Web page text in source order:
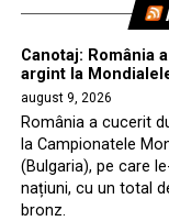
Canotaj: România
argint la
august 9, 2026
România a cucerit
la Campionatele
(Bulgaria), pe care
națiuni, cu un total
bronz.